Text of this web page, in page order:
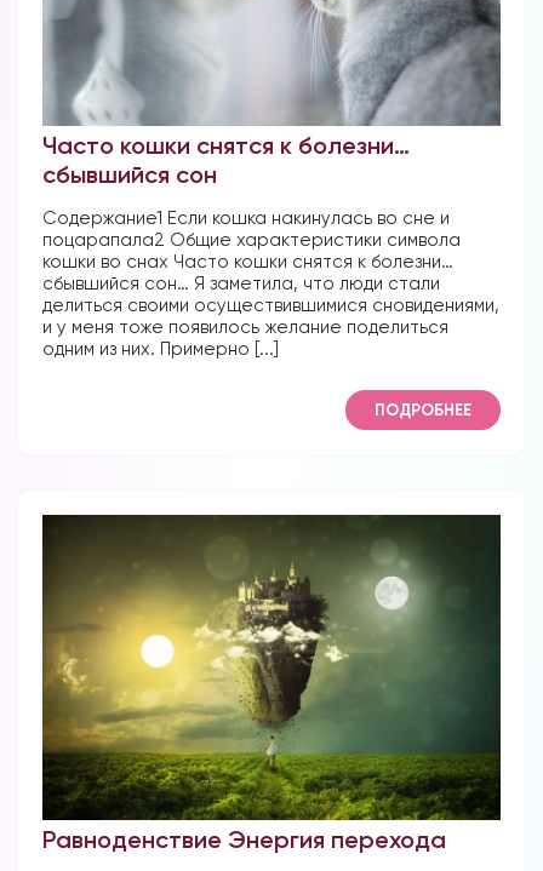
Часто кошки снятся к болезни…
сбывшийся сон
Содержание1 Если кошка накинулась во сне и
поцарапала2 Общие характеристики символа
кошки во снах Часто кошки снятся к болезни…
сбывшийся сон… Я заметила, что люди стали
делиться своими осуществившимися сновидениями,
и у меня тоже появилось желание поделиться
одним из них. Примерно [...]
ПОДРОБНЕЕ
Равноденствие Энергия перехода